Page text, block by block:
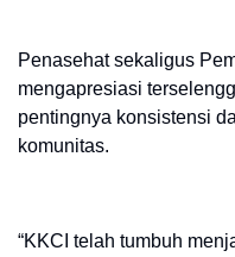
Penasehat sekaligus
mengapresiasi
pentingnya konsistensi
komunitas.
“KKCI telah tumbuh